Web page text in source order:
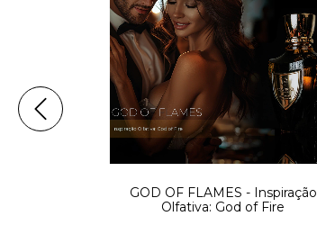
GOD OF FLAMES - Inspiração
Olfativa: God of Fire